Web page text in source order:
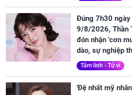
Đúng 7h30 ngày
9/8/2026, Thần
đón nhận 'cơn
dào, sự nghiệp
Tâm linh - Tử vi
'Đệ nhất mỹ